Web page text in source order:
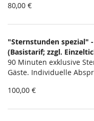
80,00 €
"Sternstunden spezial"
(Basistarif; zzgl.
90 Minuten exklusive
Gäste. Individuelle
100,00 €